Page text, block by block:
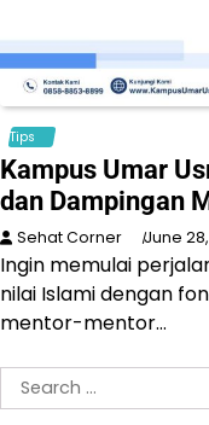
Tips
Kampus Umar
dan Dampingan
Sehat Corner June
Ingin memulai
nilai Islami dengan
mentor-mentor…
Search
for: